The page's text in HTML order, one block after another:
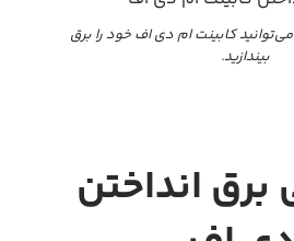
کابینت ام دی اف خود را برق
بیندازید.
برق انداختن